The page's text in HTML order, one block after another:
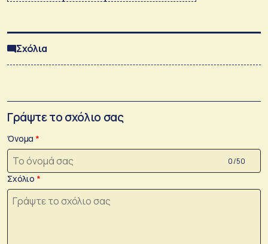
Σχόλια
Γράψτε το σχόλιο σας
Όνομα
0 /50
Σχόλιο